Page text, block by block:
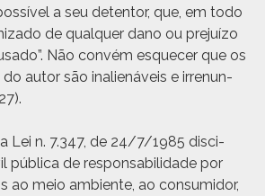
a seu deten­tor, que, em todo
de qual­quer dano ou pre­juí­zo
Não con­vém esque­cer que os
do autor são inalienáveis e irre­nun­
Lei n. 7.347, de 24/7/1985 dis­ci­
públi­ca de respon­s­abil­i­dade por
ao meio ambi­ente, ao con­sum­i­dor,